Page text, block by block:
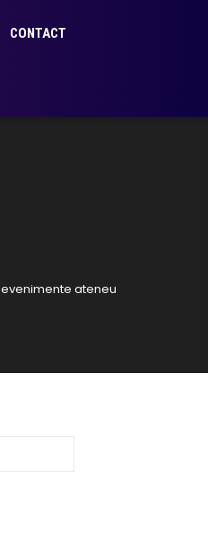
CONTACT
evenimente ateneu